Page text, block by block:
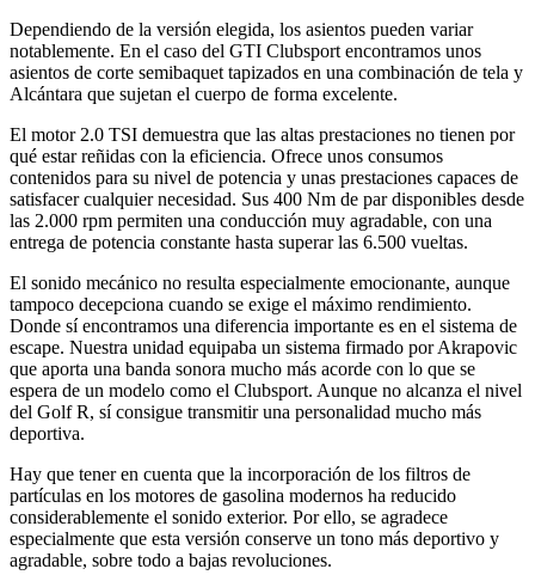
Dependiendo de la versión elegida, los asientos pueden variar
notablemente. En el caso del GTI Clubsport encontramos unos
asientos de corte semibaquet tapizados en una combinación de tela y
Alcántara que sujetan el cuerpo de forma excelente.
El motor 2.0 TSI demuestra que las altas prestaciones no tienen por
qué estar reñidas con la eficiencia. Ofrece unos consumos
contenidos para su nivel de potencia y unas prestaciones capaces de
satisfacer cualquier necesidad. Sus 400 Nm de par disponibles desde
las 2.000 rpm permiten una conducción muy agradable, con una
entrega de potencia constante hasta superar las 6.500 vueltas.
El sonido mecánico no resulta especialmente emocionante, aunque
tampoco decepciona cuando se exige el máximo rendimiento.
Donde sí encontramos una diferencia importante es en el sistema de
escape. Nuestra unidad equipaba un sistema firmado por Akrapovic
que aporta una banda sonora mucho más acorde con lo que se
espera de un modelo como el Clubsport. Aunque no alcanza el nivel
del Golf R, sí consigue transmitir una personalidad mucho más
deportiva.
Hay que tener en cuenta que la incorporación de los filtros de
partículas en los motores de gasolina modernos ha reducido
considerablemente el sonido exterior. Por ello, se agradece
especialmente que esta versión conserve un tono más deportivo y
agradable, sobre todo a bajas revoluciones.